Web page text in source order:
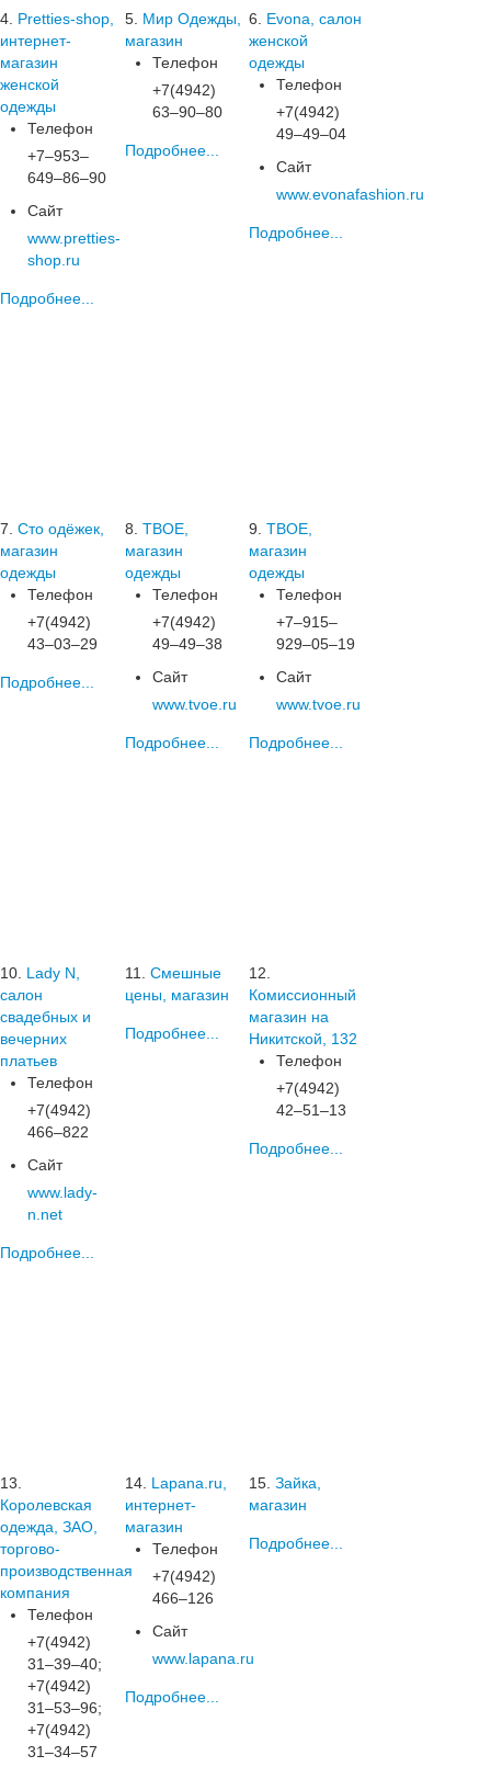
4. Pretties-shop,
интернет-
магазин
женской
одежды
Телефон
+7‒953‒
649‒86‒90
Сайт
www.pretties-
shop.ru
Подробнее...
5. Мир Одежды,
магазин
Телефон
+7(4942)
63‒90‒80
Подробнее...
6.
Evona, салон
женской
одежды
Телефон
+7(4942)
49‒49‒04
Сайт
www.evonafashion.ru
Подробнее...
7. Сто одёжек,
магазин
одежды
Телефон
+7(4942)
43‒03‒29
Подробнее...
8. ТВОЕ,
магазин
одежды
Телефон
+7(4942)
49‒49‒38
Сайт
www.tvoe.ru
Подробнее...
9. ТВОЕ,
магазин
одежды
Телефон
+7‒915‒
929‒05‒19
Сайт
www.tvoe.ru
Подробнее...
10. Lady N,
салон
свадебных и
вечерних
платьев
Телефон
+7(4942)
466‒822
Сайт
www.lady-
n.net
Подробнее...
11.
Смешные
цены, магазин
Подробнее...
12.
Комиссионный
магазин на
Никитской, 132
Телефон
+7(4942)
42‒51‒13
Подробнее...
13.
Королевская
одежда, ЗАО,
торгово-
производственная
компания
Телефон
+7(4942)
31‒39‒40;
+7(4942)
31‒53‒96;
+7(4942)
31‒34‒57
14. Lapana.ru,
интернет-
магазин
Телефон
+7(4942)
466‒126
Сайт
www.lapana.ru
Подробнее...
15. Зайка,
магазин
Подробнее...